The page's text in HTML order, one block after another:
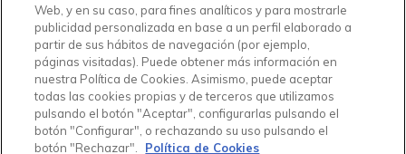
manera se preparan los residentes de UNEATLANTICO
para este periodo?
La residencia de UNEATLANTICO celebra con éxito la
Competencia de Tortillas durante el Día de la
Universidad
Iroska Aceituno Flamenco, estudiante de Relaciones
Internacionales, destaca su experiencia en la residencia
Web, y en su caso, para fines analíticos y para mostrarle
publicidad personalizada en base a un perfil elaborado a
partir de sus hábitos de navegación (por ejemplo,
páginas visitadas). Puede obtener más información en
nuestra Política de Cookies. Asimismo, puede aceptar
todas las cookies propias y de terceros que utilizamos
pulsando el botón "Aceptar", configurarlas pulsando el
botón "Configurar", o rechazando su uso pulsando el
botón "Rechazar".
Política de Cookies